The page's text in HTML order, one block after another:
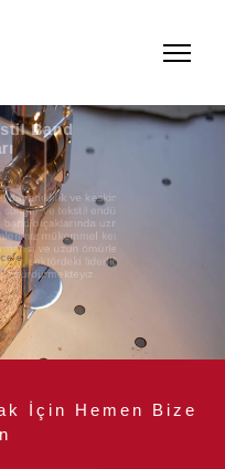
Band
keskinlikle
endüstrisine
uzmanız.
kesim
ömürleriyle
liderliğimizi
İçin Hemen Bize